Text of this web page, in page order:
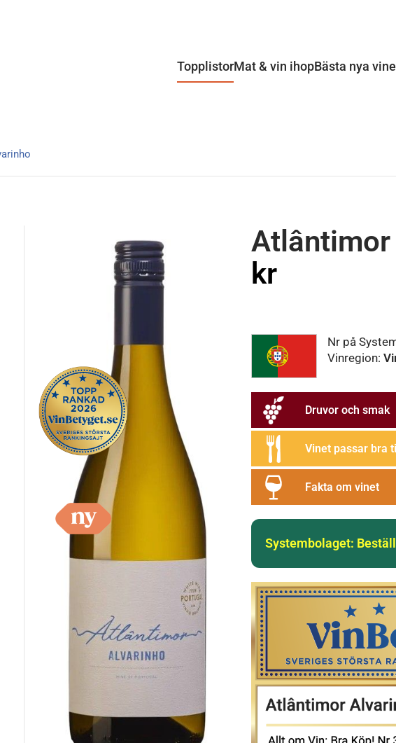
TopplistorMat & vin ihopBästa nya
kr
Nr på
Vinregion:
Druvor och smak
Vinet passar bra
Fakta om vinet
Systembolaget: